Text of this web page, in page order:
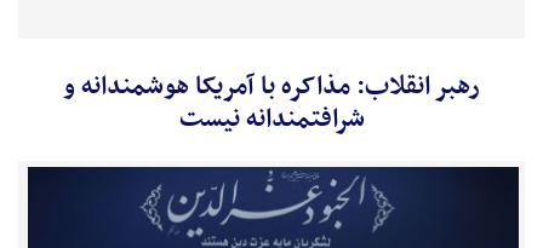
رهبر انقلاب: مذاکره با آمریکا هوشمندانه و
شرافتمندانه نیست